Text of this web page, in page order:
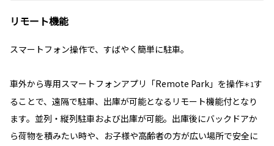
リモート機能
スマートフォン操作で、すばやく簡単に駐車。
車外から専用スマートフォンアプリ「Remote Park」を操作＊1す
ることで、遠隔で駐車、出庫が可能となるリモート機能付となり
ます。並列・縦列駐車および出庫が可能。出庫後にバックドアか
ら荷物を積みたい時や、お子様や高齢者の方が広い場所で安全に